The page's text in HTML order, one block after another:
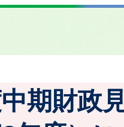
期財政